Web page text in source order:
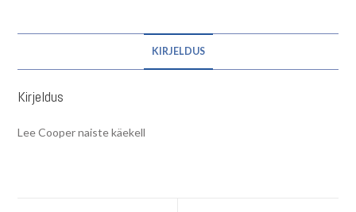
KIRJELDUS
Kirjeldus
Lee Cooper naiste käekell